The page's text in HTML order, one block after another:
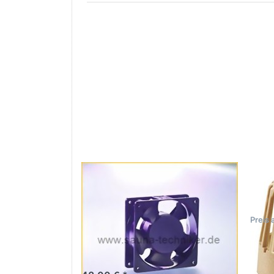
Lüftungsventilator
wassergeschützt für
gewerbliche Saunen
F2
Preis